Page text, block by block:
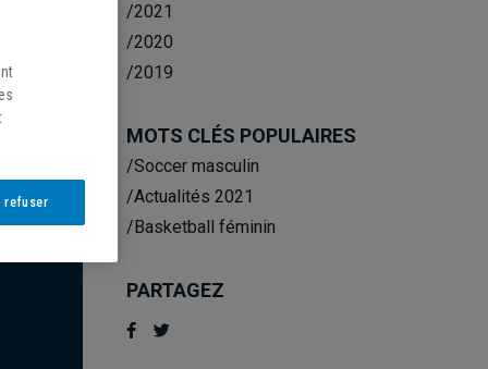
/2021
/2020
/2019
MOTS CLÉS POPULAIRES
/Soccer masculin
/Actualités 2021
/Basketball féminin
PARTAGEZ
refuser